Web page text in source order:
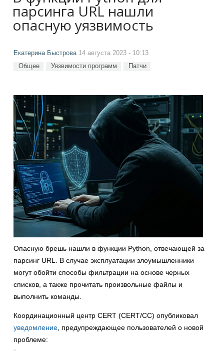
парсинга URL нашли
опасную уязвимость
Екатерина Быстрова14 августа 2023 - 10:13
Общее Уязвимости программ Патчи
Опасную брешь нашли в функции Python, отвечающей за
парсинг URL. В случае эксплуатации злоумышленники
могут обойти способы фильтрации на основе черных
списков, а также прочитать произвольные файлы и
выполнить команды.
Координационный центр CERT (CERT/CC) опубликовал
уведомление, предупреждающее пользователей о новой
проблеме: